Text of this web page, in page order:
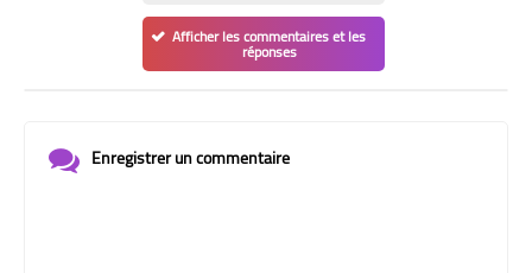
Afficher les commentaires et les
réponses
Enregistrer un commentaire